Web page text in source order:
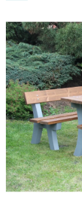
je
5,0
z
5
hvězdiček.